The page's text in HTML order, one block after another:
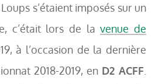
s’étaient imposés sur un
c’était lors de lavenue de
à l’occasion de la dernière
2018-2019, en D2 ACFF